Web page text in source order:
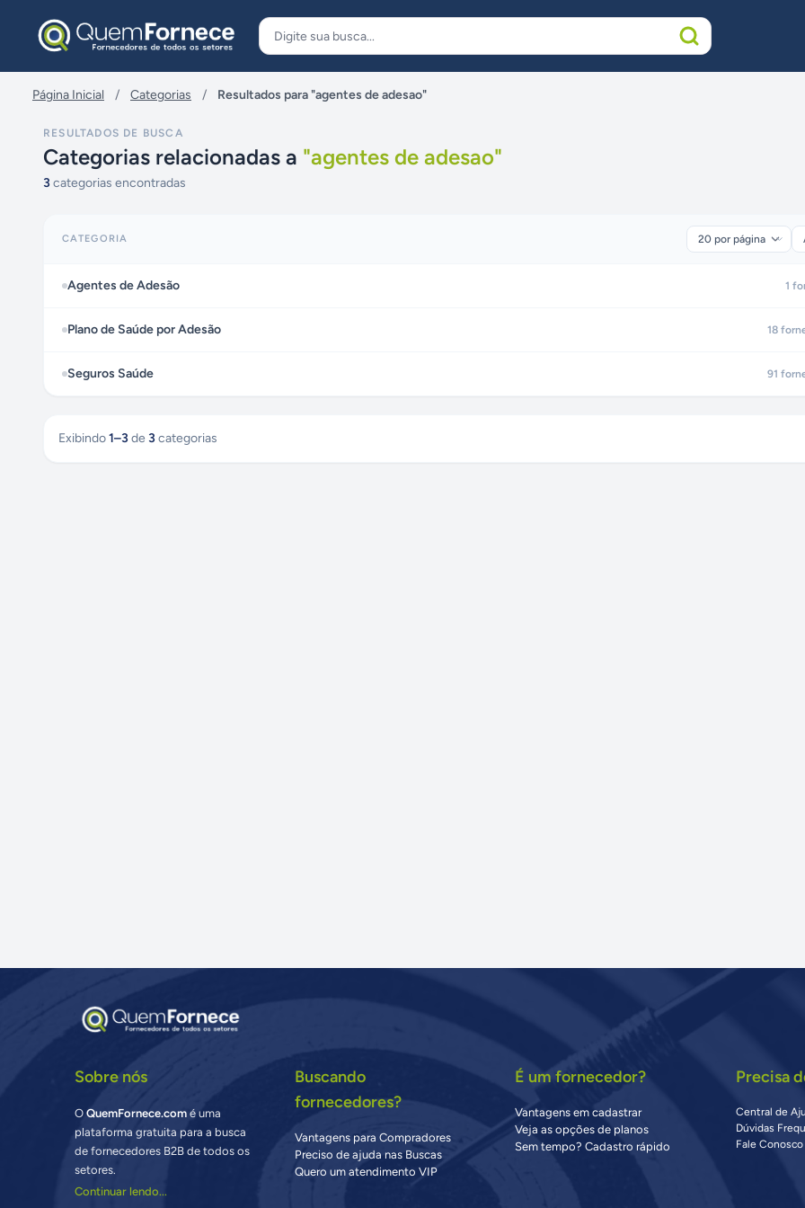
Página Inicial / Categorias / Resultados para "agentes de adesao"
RESULTADOS DE BUSCA
Categorias relacionadas a "agentes de adesao"
3 categorias encontradas
CATEGORIA
Agentes de Adesão 1
Plano de Saúde por Adesão 18
Seguros Saúde 91
Exibindo1–3 de 3 categorias
Sobre nós
OQuemFornece.com é uma
plataforma gratuita para a busca
de fornecedores B2B de todos os
setores.
Continuar lendo...
Buscando
fornecedores?
Vantagens para Compradores
Preciso de ajuda nas Buscas
Quero um atendimento VIP
É um fornecedor?
Vantagens em cadastrar
Veja as opções de planos
Sem tempo? Cadastro rápido
Precisa
Central de
Dúvidas
Fale Conosco